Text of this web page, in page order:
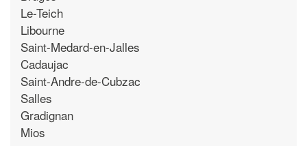
Le-Teich
Libourne
Saint-Medard-en-Jalles
Cadaujac
Saint-Andre-de-Cubzac
Salles
Gradignan
Mios